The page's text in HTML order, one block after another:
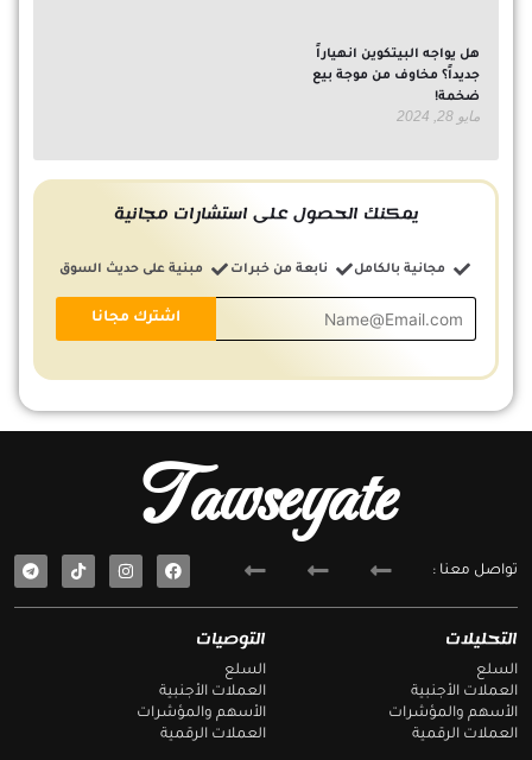
هل يواجه البيتكوين انهياراً
جديداً؟ مخاوف من موجة بيع
ضخمة!
مايو 28, 2024
يمكنك الحصول على استشارات مجانية
مجانية بالكامل نابعة من خبرات مبنية على حديث السوق
التوصيات
السلع
العملات الأجنبية
الأسهم والمؤشرات
العملات الرقمية
التحليلات
السلع
العملات الأجنبية
الأسهم والمؤشرات
العملات الرقمية
Tawseyate
تواصل معنا :
F
a
e
T
e
e